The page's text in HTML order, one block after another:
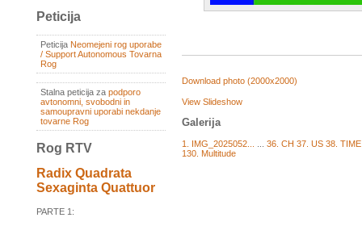
Peticija
Peticija Neomejeni rog uporabe
/ Support Autonomous Tovarna
Rog
Stalna peticija za podporo
avtonomni, svobodni in
samoupravni uporabi nekdanje
tovarne Rog
Rog RTV
Radix Quadrata
Sexaginta Quattuor
PARTE 1:
Download photo (2000x2000)
View Slideshow
Galerija
1. IMG_2025052... 36. CH 37. US 38.
130. Multitude